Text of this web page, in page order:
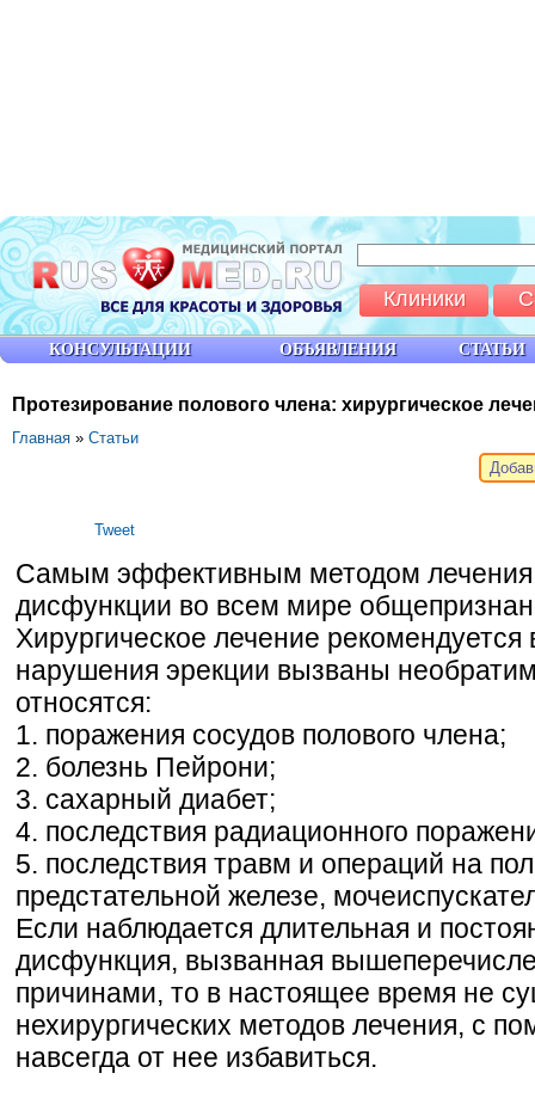
Протезирование полового члена: хирургическое
Главная » Статьи
Tweet
Самым эффективным методом лечения
дисфункции во всем мире общепризнан
Хирургическое лечение рекомендуется
нарушения эрекции вызваны
относятся:
1. поражения сосудов полового члена;
2. болезнь Пейрони;
3. сахарный диабет;
4. последствия радиационного
5. последствия травм и операций на
предстательной железе,
Если наблюдается длительная и
дисфункция, вызванная
причинами, то в настоящее время не
нехирургических методов лечения, с
навсегда от нее избавиться.
КОНСУЛЬТАЦИИ ОБЪЯВЛЕНИЯ СТАТЬИ
Клиники